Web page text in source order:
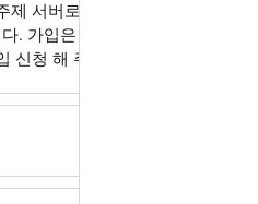
서버로, 아늑하고 편안한
. 가입은 신청제로 진행하
신청 해 주세요!